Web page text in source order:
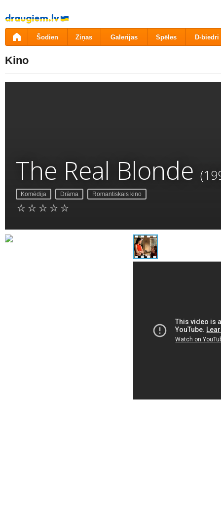
Pāriet
uz
saturu
Šodien Ziņas Galerijas Spēles D-biedri
Kino
The Real Blonde
Komēdija Drāma Romantiskais kino